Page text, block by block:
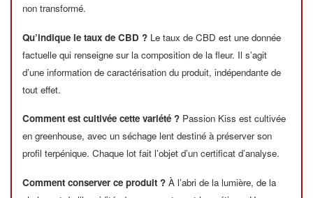
non transformé.
Qu’indique le taux de CBD ? Le taux de CBD est une donnée
factuelle qui renseigne sur la composition de la fleur. Il s’agit
d’une information de caractérisation du produit, indépendante de
tout effet.
Comment est cultivée cette variété ? Passion Kiss est cultivée
en greenhouse, avec un séchage lent destiné à préserver son
profil terpénique. Chaque lot fait l’objet d’un certificat d’analyse.
Comment conserver ce produit ? À l’abri de la lumière, de la